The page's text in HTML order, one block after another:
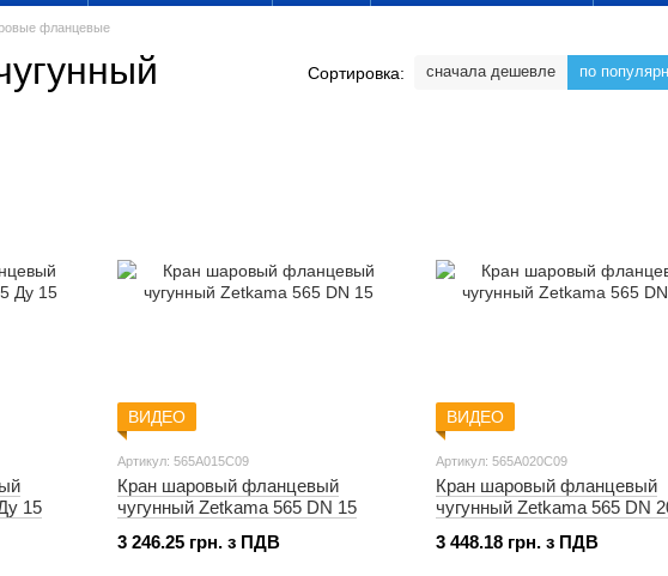
фланцевые
Сортировка: сначала дешевле по
15
ВИДЕО
Артикул: 565A015C09
Кран шаровый фланцевый
чугунный Zetkama 565 DN 15
3 246.25 грн. з ПДВ
ВИДЕО
Артикул: 565A020C09
Кран шаровый фланцевый
чугунный Zetkama 565 DN
3 448.18 грн. з ПДВ